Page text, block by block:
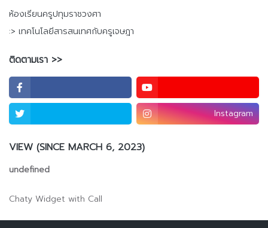
ห้องเรียนครูปทุมราชวงศา
:> เทคโนโลยีสารสนเทศกับครูเจษฎา
ติดตามเรา >>
Instagram
VIEW (SINCE MARCH 6, 2023)
undefned
Chaty Widget with Call